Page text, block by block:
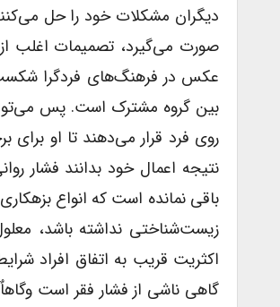
دیگران مشکلات خود را حل
صورت می‌گیرد، تصمیمات اغلب
عکس در فرهنگ‌های فردگرا شکست
بین گروه مشترک است. پس
روی فرد قرار می‌دهند تا او برای
نتیجه اعمال خود بدانند فشار
باقی نمانده است که انواع
زیست‌شناختی نداشته باشد،
اکثریت قریب به اتفاق افراد
گاهی ناشی از فشار فقر است